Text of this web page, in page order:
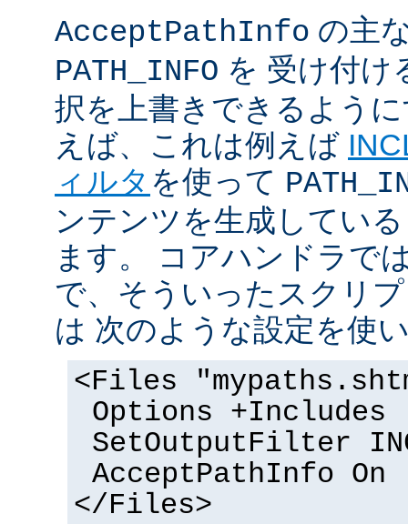
AcceptPathInfo の主
PATH_INFO を 受け付け
択を上書きできるよう
えば、これは例えば
ィルタ を使って
ンテンツを生成してい
ます。 コアハンドラで
で、そういったスクリ
は 次のような設定を使
<Files
Options +Includes
SetOutputFilter
AcceptPathInfo On
</Files>